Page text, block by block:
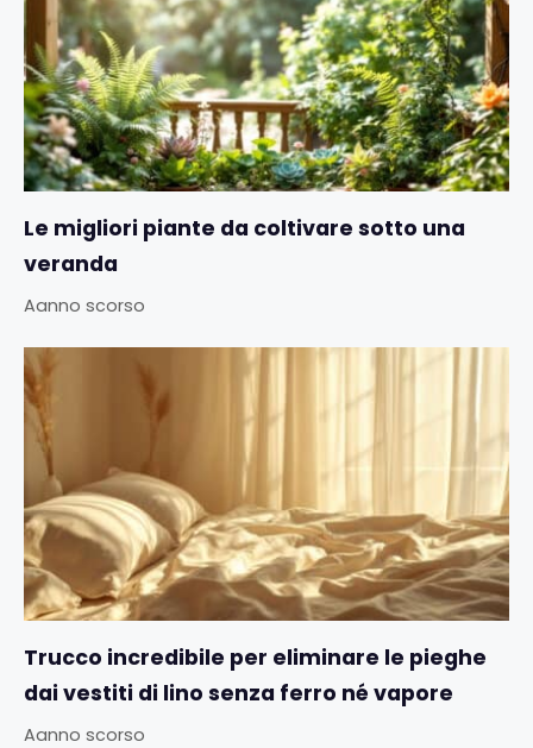
Le migliori piante da coltivare sotto una
veranda
Aanno scorso
Trucco incredibile per eliminare le pieghe
dai vestiti di lino senza ferro né vapore
Aanno scorso